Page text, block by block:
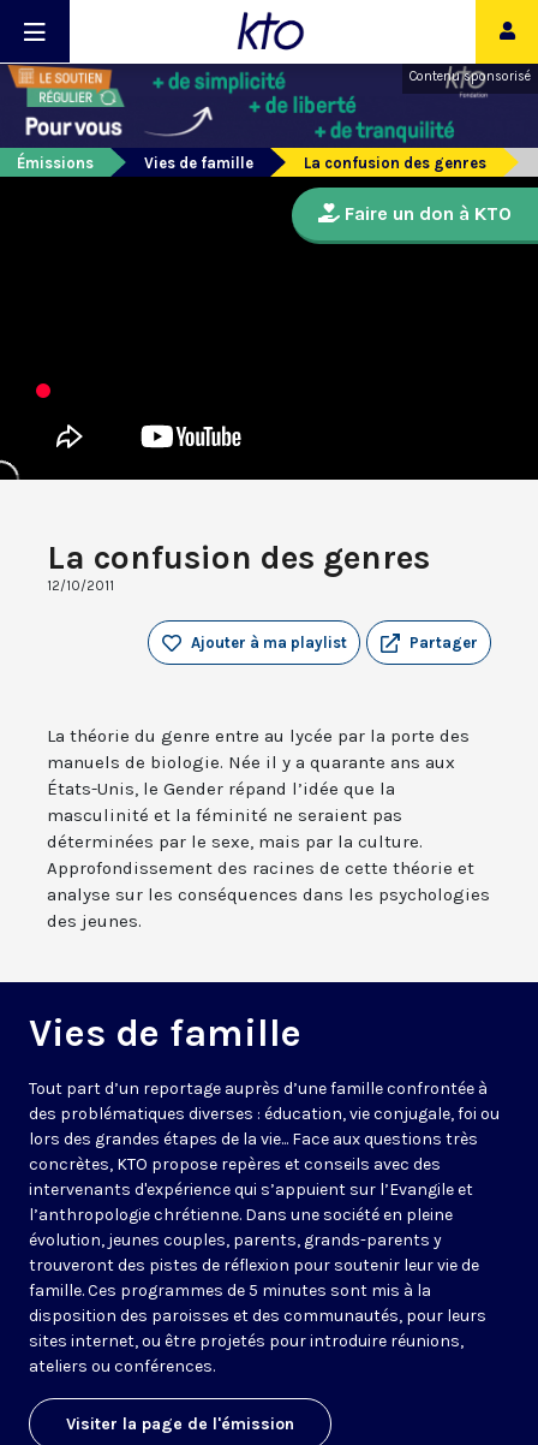
Contenu sponsorisé
Émissions Vies de famille La confusion des genres
La confusion des genres
12/10/2011
Partager
Ajouter à ma playlist
La théorie du genre entre au lycée par la porte des
manuels de biologie. Née il y a quarante ans aux
États-Unis, le Gender répand l’idée que la
masculinité et la féminité ne seraient pas
déterminées par le sexe, mais par la culture.
Approfondissement des racines de cette théorie et
analyse sur les conséquences dans les psychologies
des jeunes.
Vies de famille
Tout part d’un reportage auprès d’une famille confrontée à
des problématiques diverses : éducation, vie conjugale, foi ou
lors des grandes étapes de la vie... Face aux questions très
concrètes, KTO propose repères et conseils avec des
intervenants d'expérience qui s’appuient sur l’Evangile et
l’anthropologie chrétienne. Dans une société en pleine
évolution, jeunes couples, parents, grands-parents y
trouveront des pistes de réflexion pour soutenir leur vie de
famille. Ces programmes de 5 minutes sont mis à la
disposition des paroisses et des communautés, pour leurs
sites internet, ou être projetés pour introduire réunions,
ateliers ou conférences.
Visiter la page de l'émission
Faire un don à KTO